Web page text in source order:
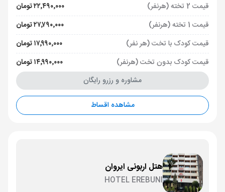
قیمت 2 تخته (هرنفر)
۲۲٬۴۹۰٬۰۰۰ تومان
قیمت 1 تخته (هرنفر)
۲۷٬۷۹۰٬۰۰۰ تومان
قیمت کودک با تخت (هر نفر)
۱۷٬۹۹۰٬۰۰۰ تومان
قیمت کودک بدون تخت (هرنفر)
۱۴٬۹۹۰٬۰۰۰ تومان
مشاوره و رزرو رایگان
مشاهده اقساط
هتل اربونی ایروان
HOTEL EREBUNI